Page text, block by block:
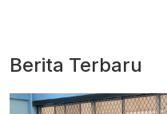
Berita Terbaru